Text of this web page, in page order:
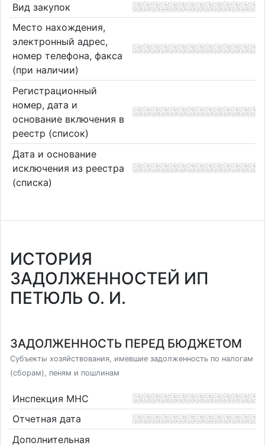
Вид закупок
Место нахождения,
электронный адрес,
номер телефона, факса
(при наличии)
Регистрационный
номер, дата и
основание включения в
реестр (список)
Дата и основание
исключения из реестра
(списка)
ИСТОРИЯ
ЗАДОЛЖЕННОСТЕЙ ИП
ПЕТЮЛЬ О. И.
ЗАДОЛЖЕННОСТЬ ПЕРЕД БЮДЖЕТОМ
Субъекты хозяйствования, имевшие задолженность по налогам
(сборам), пеням и пошлинам
Инспекция МНС
Отчетная дата
Дополнительная